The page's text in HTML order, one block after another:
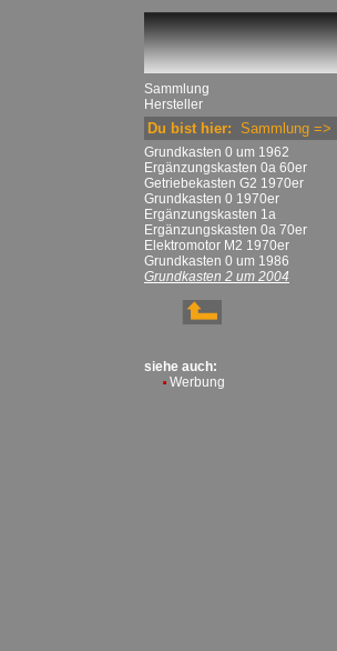
Sammlung
Hersteller
Du bist hier: Sammlung =>
Grundkasten 0 um 1962
Ergänzungskasten 0a 60er
Getriebekasten G2 1970er
Grundkasten 0 1970er
Ergänzungskasten 1a
Ergänzungskasten 0a 70er
Elektromotor M2 1970er
Grundkasten 0 um 1986
Grundkasten 2 um 2004
siehe auch:
Werbung